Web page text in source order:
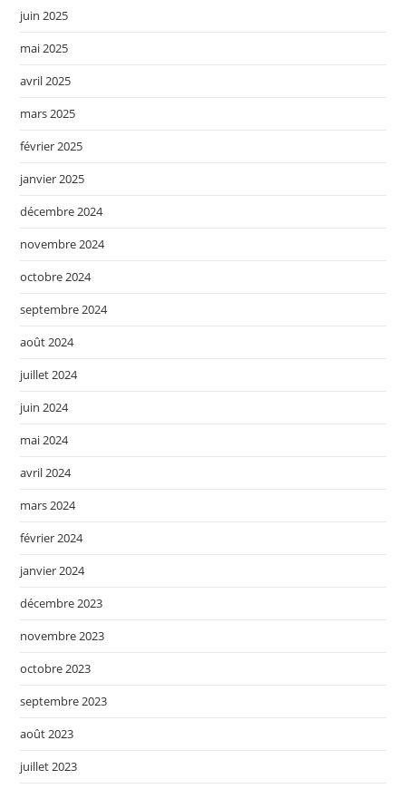
juin 2025
mai 2025
avril 2025
mars 2025
février 2025
janvier 2025
décembre 2024
novembre 2024
octobre 2024
septembre 2024
août 2024
juillet 2024
juin 2024
mai 2024
avril 2024
mars 2024
février 2024
janvier 2024
décembre 2023
novembre 2023
octobre 2023
septembre 2023
août 2023
juillet 2023